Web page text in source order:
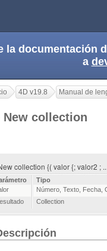
la documentación
a
4D v19.8 Manual de
New collection
collection {( valor {; valor2 ;
Tipo
Número Texto Fecha
Collection